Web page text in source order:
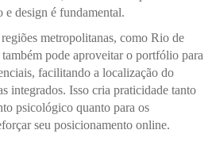
e design é fundamental.
metropolitanas, como Rio de
pode aproveitar o portfólio para
facilitando a localização do
integrados. Isso cria praticidade tanto
psicológico quanto para os
seu posicionamento online.